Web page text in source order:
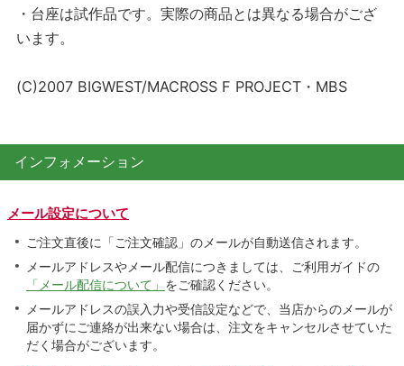
・台座は試作品です。実際の商品とは異なる場合がござ
います。
(C)2007 BIGWEST/MACROSS F PROJECT・MBS
インフォメーション
メール設定について
ご注文直後に「ご注文確認」のメールが自動送信されます。
メールアドレスやメール配信につきましては、ご利用ガイドの
「メール配信について」 をご確認ください。
メールアドレスの誤入力や受信設定などで、当店からのメールが
届かずにご連絡が出来ない場合は、注文をキャンセルさせていた
だく場合がございます。